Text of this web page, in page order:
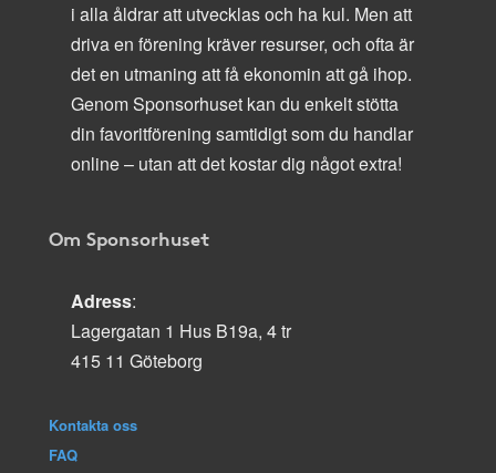
i alla åldrar att utvecklas och ha kul. Men att
driva en förening kräver resurser, och ofta är
det en utmaning att få ekonomin att gå ihop.
Genom Sponsorhuset kan du enkelt stötta
din favoritförening samtidigt som du handlar
online – utan att det kostar dig något extra!
Om Sponsorhuset
Adress:
Lagergatan 1 Hus B19a, 4 tr
415 11 Göteborg
Kontakta oss
FAQ